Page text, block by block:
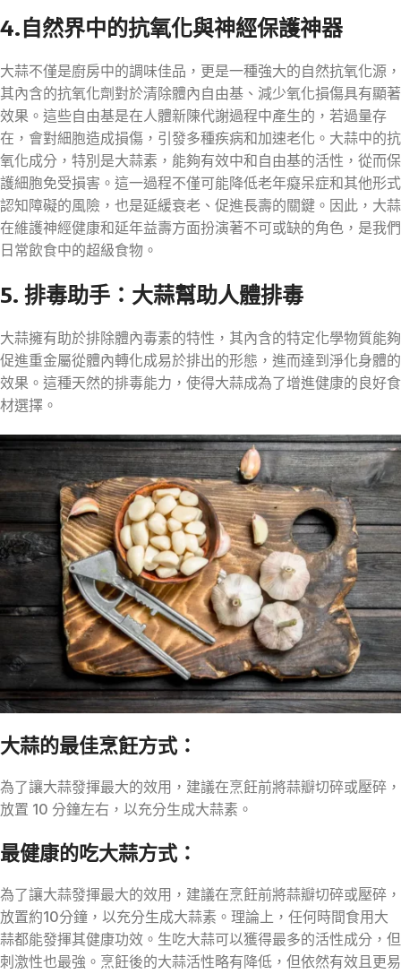
4.自然界中的抗氧化與神經保護神器
大蒜不僅是廚房中的調味佳品，更是一種強大的自然抗氧化源，
其內含的抗氧化劑對於清除體內自由基、減少氧化損傷具有顯著
效果。這些自由基是在人體新陳代謝過程中產生的，若過量存
在，會對細胞造成損傷，引發多種疾病和加速老化。大蒜中的抗
氧化成分，特別是大蒜素，能夠有效中和自由基的活性，從而保
護細胞免受損害。這一過程不僅可能降低老年癡呆症和其他形式
認知障礙的風險，也是延緩衰老、促進長壽的關鍵。因此，大蒜
在維護神經健康和延年益壽方面扮演著不可或缺的角色，是我們
日常飲食中的超級食物。
5. 排毒助手：大蒜幫助人體排毒
大蒜擁有助於排除體內毒素的特性，其內含的特定化學物質能夠
促進重金屬從體內轉化成易於排出的形態，進而達到淨化身體的
效果。這種天然的排毒能力，使得大蒜成為了增進健康的良好食
材選擇。
大蒜的最佳烹飪方式：
為了讓大蒜發揮最大的效用，建議在烹飪前將蒜瓣切碎或壓碎，
放置 10 分鐘左右，以充分生成大蒜素。
最健康的吃大蒜方式：
為了讓大蒜發揮最大的效用，建議在烹飪前將蒜瓣切碎或壓碎，
放置約10分鐘，以充分生成大蒜素。理論上，任何時間食用大
蒜都能發揮其健康功效。生吃大蒜可以獲得最多的活性成分，但
刺激性也最強。烹飪後的大蒜活性略有降低，但依然有效且更易